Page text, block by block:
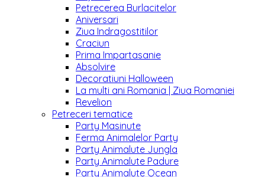
Petrecerea Burlacitelor
Aniversari
Ziua Indragostitilor
Craciun
Prima Impartasanie
Absolvire
Decoratiuni Halloween
La multi ani Romania | Ziua Romaniei
Revelion
Petreceri tematice
Party Masinute
Ferma Animalelor Party
Party Animalute Jungla
Party Animalute Padure
Party Animalute Ocean